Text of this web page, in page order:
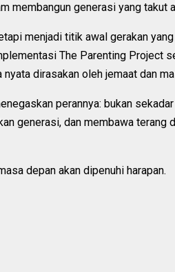
membangun generasi yang takut
menjadi titik awal gerakan
The Parenting Project
dirasakan oleh jemaat dan
perannya: bukan
generasi, dan membawa terang
depan akan dipenuhi harapan.